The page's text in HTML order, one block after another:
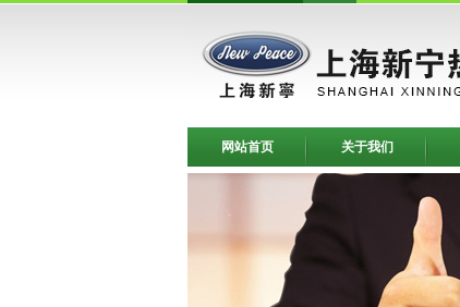
网站首页 关于我们